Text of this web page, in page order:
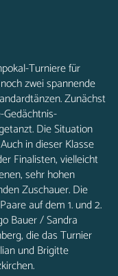
Turniere für
zwei spannende
Zunächst
Die Situation
in dieser Klasse
Finalisten, vielleicht
sehr hohen
Zuschauer. Die
auf dem 1. und 2.
Bauer / Sandra
die das Turnier
und Brigitte